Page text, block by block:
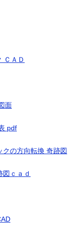
ＣＡＤ
面
pdf
クの方向転換 奇跡図
図ｃａｄ